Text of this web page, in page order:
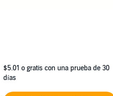
$5.01 o gratis con una prueba de 30
días